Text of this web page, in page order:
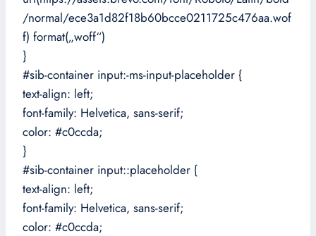
/normal/ece3a1d82f18b60bcce0211725c476aa.wof
f) format(„woff“)
}
#sib-container input:-ms-input-placeholder {
text-align: left;
font-family: Helvetica, sans-serif;
color: #c0ccda;
}
#sib-container input::placeholder {
text-align: left;
font-family: Helvetica, sans-serif;
color: #c0ccda;